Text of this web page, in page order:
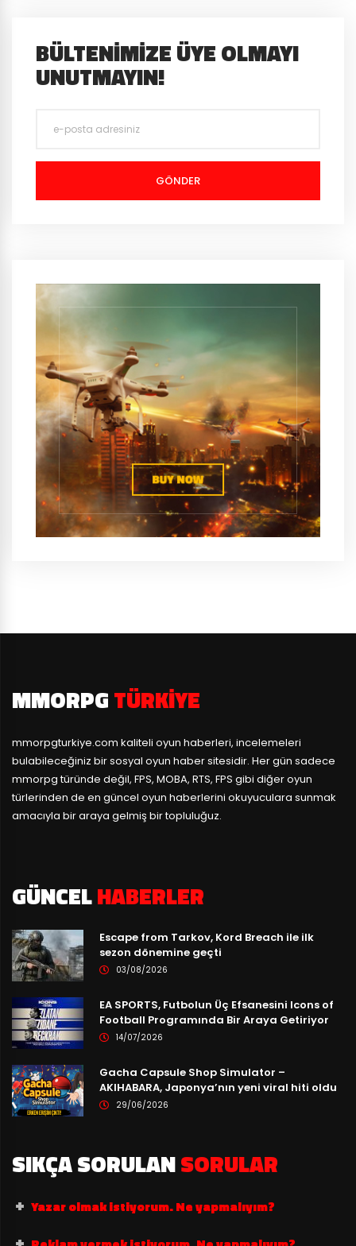
BÜLTENIMIZE ÜYE OLMAYI
UNUTMAYIN!
MMORPGTÜRKIYE
mmorpgturkiye.com kaliteli oyun haberleri, incelemeleri
bulabileceğiniz bir sosyal oyun haber sitesidir. Her gün sadece
mmorpg türünde değil, FPS, MOBA, RTS, FPS gibi diğer oyun
türlerinden de en güncel oyun haberlerini okuyuculara sunmak
amacıyla bir araya gelmiş bir topluluğuz.
GÜNCELHABERLER
Escape from Tarkov, Kord Breach ile ilk
sezon dönemine geçti
03/08/2026
EA SPORTS, Futbolun Üç Efsanesini Icons of
Football Programında Bir Araya Getiriyor
14/07/2026
Gacha Capsule Shop Simulator –
AKIHABARA, Japonya’nın yeni viral hiti oldu
29/06/2026
SIKÇA SORULANSORULAR
Yazar olmak istiyorum. Ne yapmalıyım?